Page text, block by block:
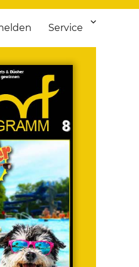
Service